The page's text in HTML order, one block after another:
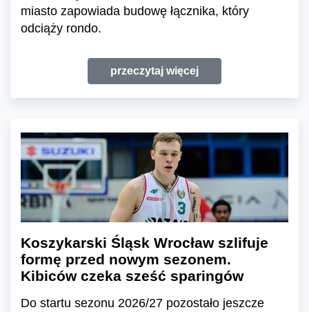
miasto zapowiada budowę łącznika, który
odciąży rondo.
przeczytaj więcej
Koszykarski Śląsk Wrocław szlifuje
formę przed nowym sezonem.
Kibiców czeka sześć sparingów
Do startu sezonu 2026/27 pozostało jeszcze